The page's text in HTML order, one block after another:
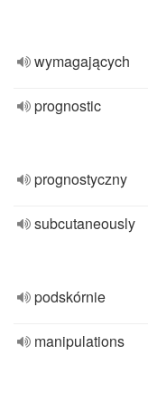
wymagających
prognostic
prognostyczny
subcutaneously
podskórnie
manipulations